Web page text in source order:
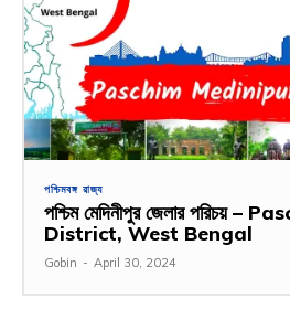
পশ্চিমবঙ্গ রাজ্য
পশ্চিম মেদিনীপুর জেলার পরিচয়
District, West Bengal
Gobin - April 30, 2024